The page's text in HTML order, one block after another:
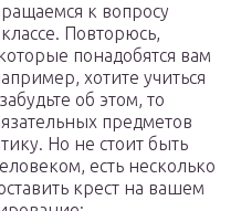
к вопросу
Повторюсь,
понадобятся вам
хотите учиться
об этом, то
предметов
Но не стоит быть
есть несколько
крест на вашем